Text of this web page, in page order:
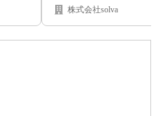
分
株式会社solva